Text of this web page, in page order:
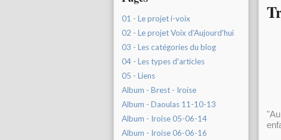
01 - Le projet i-voix
02 - Le projet Voix d'Aujourd'hui
03 - Les catégories du blog
04 - Les types d'articles
05 - Liens
Album - Brest - Iroise
Album - Daoulas 11-10-13
Album - Iroise 05-06-14
Album - Iroise 06-06-16